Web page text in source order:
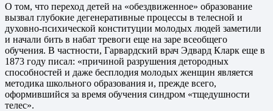
О том, что переход детей на «обездвиженное» образование
вызвал глубокие дегенеративные процессы в телесной и
духовно-психической конституции молодых людей заметили
и начали бить в набат тревоги еще на заре всеобщего
обучения. В частности, Гарвардский врач Эдвард Кларк еще в
1873 году писал: «причиной разрушения детородных
способностей и даже бесплодия молодых женщин является
методика школьного образования и, прежде всего,
оформившийся за время обучения синдром «тщедушности
телес».